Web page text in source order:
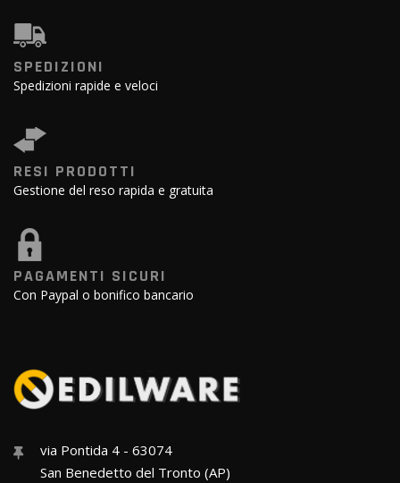
SPEDIZIONI
Spedizioni rapide e veloci
RESI PRODOTTI
Gestione del reso rapida e gratuita
PAGAMENTI SICURI
Con Paypal o bonifico bancario
via Pontida 4 - 63074
San Benedetto del Tronto (AP)